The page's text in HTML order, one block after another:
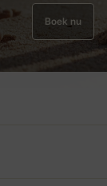
Boek nu